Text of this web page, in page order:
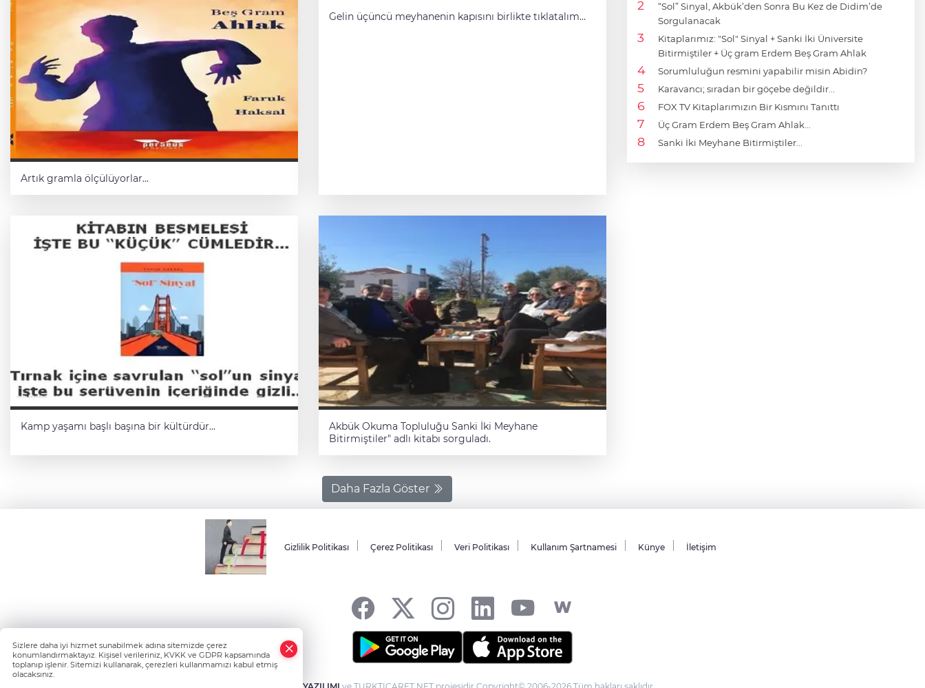
Artık gramla ölçülüyorlar...
Gelin üçüncü meyhanenin kapısını birlikte tıklatalım…
Kamp yaşamı başlı başına bir kültürdür...
Akbük Okuma Topluluğu Sanki İki Meyhane
Bitirmiştiler" adlı kitabı sorguladı.
“Sol” Sinyal, Akbük’den Sonra Bu Kez de Didim’de
Sorgulanacak
Kitaplarımız: "Sol" Sinyal + Sanki İki Üniversite
Bitirmiştiler + Üç gram Erdem Beş Gram Ahlak
Sorumluluğun resmini yapabilir misin Abidin?
Karavancı; sıradan bir göçebe değildir...
FOX TV Kitaplarımızın Bir Kısmını Tanıttı
Üç Gram Erdem Beş Gram Ahlak...
Sanki İki Meyhane Bitirmiştiler...
Daha Fazla Göster
Gizlilik Politikası Çerez Politikası Veri Politikası Kullanım Şartnamesi Künye İletişim
Sizlere daha iyi hizmet sunabilmek adına sitemizde çerez
konumlandırmaktayız. Kişisel verileriniz, KVKK ve GDPR kapsamında
toplanıp işlenir. Sitemizi kullanarak, çerezleri kullanmamızı kabul etmiş
olacaksınız.